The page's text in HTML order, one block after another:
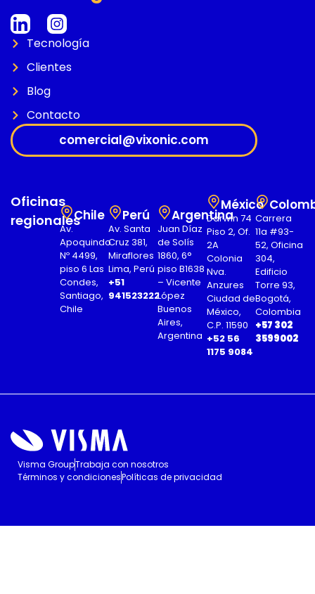
Tecnología
Clientes
Blog
Contacto
comercial@vixonic.com
Oficinas
regionalesChile
Av.
Apoquindo
Nº 4499,
piso 6 Las
Condes,
Santiago,
Chile
Perú
Av. Santa
Cruz 381,
Miraflores
Lima, Perú
+51
941523222
Argentina
Juan Díaz
de Solís
1860, 6°
piso B1638
– Vicente
López
Buenos
Aires,
Argentina
México
Darwin 74
Piso 2, Of.
2A
Colonia
Nva.
Anzures
Ciudad de
México,
C.P. 11590
+52 56
1175 9084
Carrera
11a #93-
52, Oficina
304,
Edificio
Torre 93,
Bogotá,
Colombia
+57 302
3599002
Visma GroupTrabaja con nosotros
Términos y condicionesPolíticas de privacidad